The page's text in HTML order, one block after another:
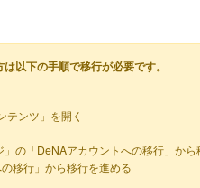
以下の手順で移行が必要です。
テンツ」を開く
の「DeNAアカウントへの移行」から
移行」から移行を進める